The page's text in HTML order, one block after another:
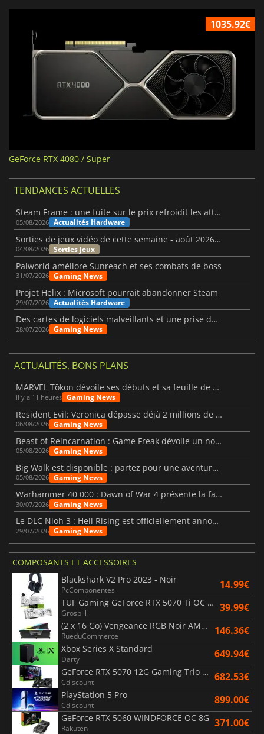
1035.92€
GeForce RTX 4080 / Super
TENDANCES ACTUELLES
Steam Frame : une fuite sur le prix refroidit les attentes VR
05/08/2026 Actualités Hardware
Sorties de jeux vidéo de cette semaine - août 2026 (semaine 32)
04/08/2026 Sorties Jeux
Palworld améliore Sunreach et ses combats de boss
31/07/2026 Gaming News
Projet Helix : Microsoft pourrait abandonner Steam
29/07/2026 Actualités Hardware
Des cartes de logiciels malveillants et une prise de contrôle de Discord ont touché Meccha Chameleon
28/07/2026 Gaming News
ACTUALITÉS, BONS PLANS
MARVEL Tōkon dévoile ses débuts et sa feuille de route
il y a 11 heures Gaming News
Resident Evil: Veronica dépasse déjà 2 millions de wishlists
06/08/2026 Gaming News
Beast of Reincarnation : Game Freak dévoile un nouveau pari
05/08/2026 Gaming News
Big Walk est disponible : partez pour une aventure entre amis
05/08/2026 Gaming News
Warhammer 40 000 : Dawn of War 4 présente la faction des Nécrons
30/07/2026 Gaming News
Le DLC Nioh 3 : Hell Rising est officiellement annoncé
29/07/2026 Gaming News
COMPOSANTS ET ACCESSOIRES
Blackshark V2 Pro 2023 - Noir
PcComponentes 14.99€
TUF Gaming GeForce RTX 5070 Ti OC White Edition 16GB
Grosbill 39.99€
(2 x 16 Go) Vengeance RGB Noir AMD Expo 6000 MHz - CAS 30
RueduCommerce 146.36€
Xbox Series X Standard
Darty 649.94€
GeForce RTX 5070 12G Gaming Trio OC Black
Cdiscount 682.53€
PlayStation 5 Pro
Cdiscount 899.00€
GeForce RTX 5060 WINDFORCE OC 8G
Rakuten 371.00€